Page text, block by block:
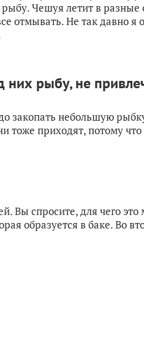
Чешуя летит в разные
отмывать. Не так давно я
рыбу, не
закопать небольшую
тоже приходят, потому
Вы спросите, для чего
образуется в баке. Во